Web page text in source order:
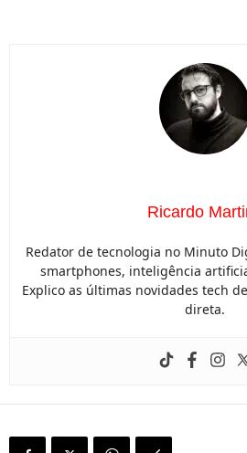
Ricardo
Redator de tecnologia no Minuto
smartphones, inteligência
Explico as últimas novidades tech
direta.